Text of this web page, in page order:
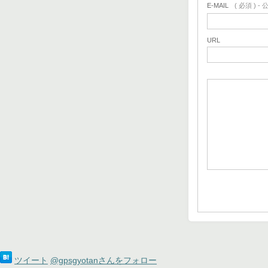
E-MAIL ( 必須 ) -
URL
ツイート @gpsgyotanさんをフォロー